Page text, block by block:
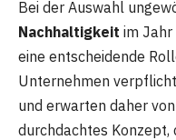
Bei der Auswahl
Nachhaltigkeit im
eine entscheidende
Unternehmen
und erwarten daher
durchdachtes Konzept,